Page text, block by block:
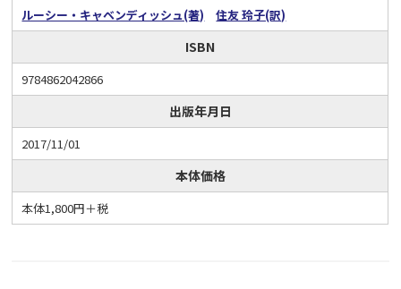
ルーシー・キャベンディッシュ(著) 住友 玲子(訳)
ISBN
9784862042866
出版年月日
2017/11/01
本体価格
本体1,800円＋税